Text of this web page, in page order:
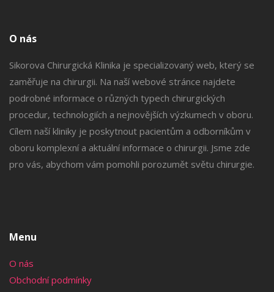
O nás
Sikorova Chirurgická Klinika je specializovaný web, který se
zaměřuje na chirurgii. Na naší webové stránce najdete
podrobné informace o různých typech chirurgických
procedur, technologiích a nejnovějších výzkumech v oboru.
Cílem naší kliniky je poskytnout pacientům a odborníkům v
oboru komplexní a aktuální informace o chirurgii. Jsme zde
pro vás, abychom vám pomohli porozumět světu chirurgie.
Menu
O nás
Obchodní podmínky